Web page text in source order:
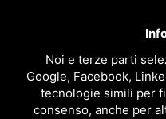
DOWNLOAD
CONTATTACI!
POLITICA DELLA QUALITÀ
PRIVACY
Noi e terze parti
Google, Facebook,
tecnologie simili per
consenso, anche per